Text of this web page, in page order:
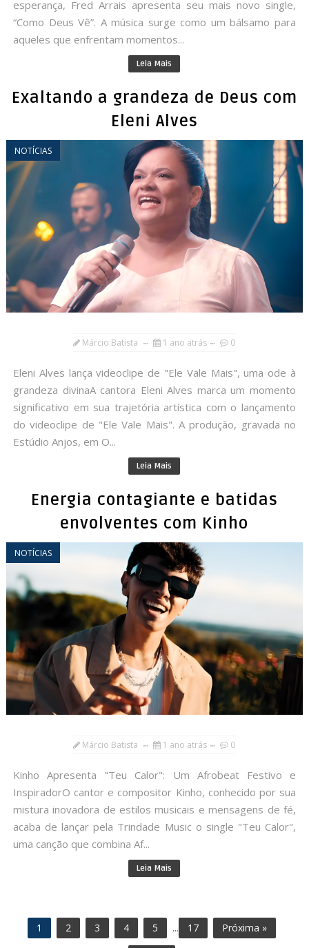
esperança, Fred Arrais apresenta seu mais novo single,
“Como Deus Vê”. A música surge como um bálsamo para
aqueles que enfrentam momentos...
Leia Mais
Exaltando a grandeza de Deus com
Eleni Alves
NOTÍCIAS
Márcio Batista 1 ano atrás 0
Eleni Alves lança videoclipe de "Ele Vale Mais", uma ode à
grandeza divinaA cantora Eleni Alves marca um momento
significativo em sua trajetória artística com o lançamento
do videoclipe de "Ele Vale Mais". A produção, gravada no
Estúdio Anjos, em O...
Leia Mais
Energia contagiante e batidas
envolventes com Kinho
NOTÍCIAS
Márcio Batista 1 ano atrás 0
Kinho Apresenta "Teu Calor": Um Afrobeat Festivo e
InspiradorO cantor e compositor Kinho, conhecido por sua
mistura inovadora de estilos musicais e mensagens de fé,
acaba de lançar pela Trindade Music o single "Teu Calor",
uma canção que combina Af...
Leia Mais
1 2 3 4 5 ... 17 Próxima »